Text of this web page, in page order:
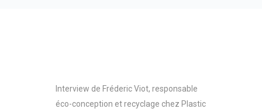
Interview de Fréderic Viot, responsable
éco-conception et recyclage chez Plastic